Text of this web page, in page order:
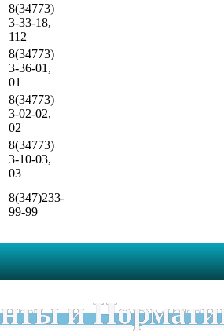
8(34773)
3-33-18,
112
8(34773)
3-36-01,
01
8(34773)
3-02-02,
02
8(34773)
3-10-03,
03
8(347)233-
99-99
и